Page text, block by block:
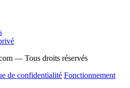
— Tous droits réservés
de confidentialité Fonctionnement